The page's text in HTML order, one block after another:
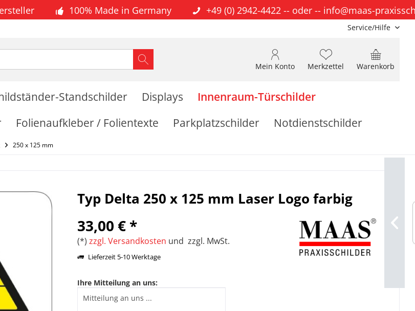
100% Made in Germany +49 (0) 2942-4422 -- oder -- info@maas-
Service/Hilfe
Warenkorb
Merkzettel
Mein Konto
Standschilder Displays
Innenraum-Türschilder
Folienaufkleber / Folientexte Parkplatzschilder Notdienstschilder
250 x 125 mm
Typ Delta 250 x 125 mm Laser Logo farbig
33,00 € *
(*)zzgl. Versandkosten und zzgl. MwSt.
Lieferzeit 5-10 Werktage
Ihre Mitteilung an uns: